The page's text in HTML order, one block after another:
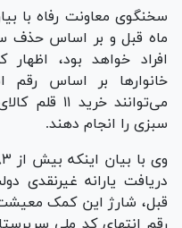
ماه قبل و بر اساس حذف
افراد خواهد بود،
خانوارها بر اساس رقم
می‌توانند
سبزی را انجام دهند.
دریافت یارانه غیرنقدی
قبل، شارژ این کمک معیشت